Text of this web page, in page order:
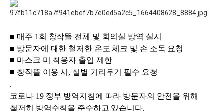
■ 매주 1 회 창작뜰 전체 및 회의실 방역 실시
■ 방문자에 대한 철저한 온도 체크 및 손 소독 요청
■ 마스크 미 착용자 출입 제한
■ 창작뜰 이용 시 , 실별 거리두기 필수 요청
.
코로나 19 정부 방역지침에 따라 방문자의 안전을 위해
철저히 방역수칙을 준수하고 있습니다.